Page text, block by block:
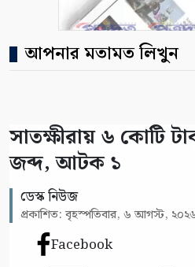
আপনার মতামত লিখুন
সাতক্ষীরায় ৬ কোটি
জব্দ, আটক ১
ডেস্ক নিউজ
প্রকাশিত: বৃহস্পতিবার, ৬ আগস্ট,
Facebook